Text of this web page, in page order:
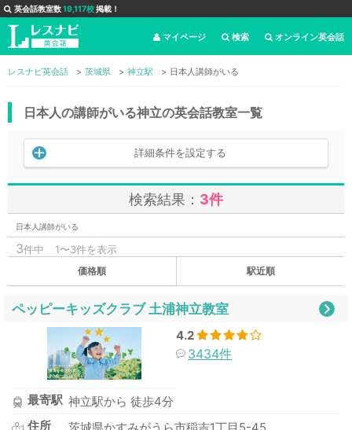
英会話教室数19,117校掲載！
オンライン英会話
検索
マイページ
レスナビ英会話 茨城県 神立駅 日本人講師がいる
日本人の講師がいる神立の英会話教室一覧
詳細条件を設定する
検索結果： 3件
日本人講師がいる
3件中 1〜3件を表示
価格順 駅近順
ペッピーキッズクラブ 土浦神立教室
4.2
3434件
最寄駅 神立駅から 徒歩4分
住所